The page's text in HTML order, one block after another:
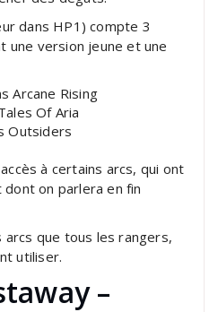
dans HP1) compte 3
une version jeune et une
Arcane Rising
Of Aria
Outsiders
à certains arcs, qui ont
on parlera en fin
arcs que tous les rangers,
utiliser.
–